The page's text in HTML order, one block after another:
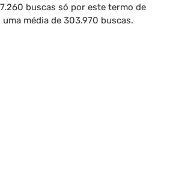
buscas só por este termo de
média de 303.970 buscas.